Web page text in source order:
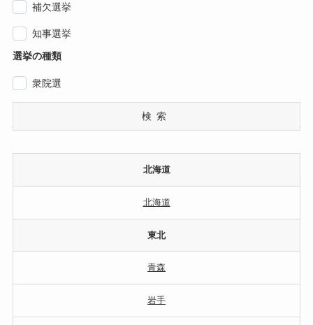
補欠選挙
知事選挙
選挙の種類
衆院選
検索
北海道
北海道
東北
青森
岩手